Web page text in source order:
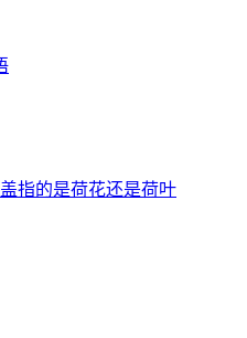
指的是荷花还是荷叶